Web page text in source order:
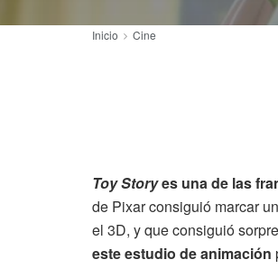
Inicio Cine
Toy Storyes una de las
de Pixar consiguió marcar
el 3D, y que consiguió
este estudio de animación